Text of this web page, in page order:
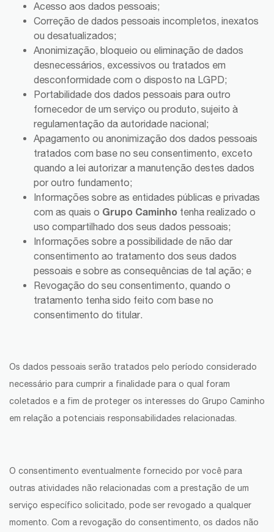
Acesso aos dados pessoais;
Correção de dados pessoais incompletos, inexatos
ou desatualizados;
Anonimização, bloqueio ou eliminação de dados
desnecessários, excessivos ou tratados em
desconformidade com o disposto na LGPD;
Portabilidade dos dados pessoais para outro
fornecedor de um serviço ou produto, sujeito à
regulamentação da autoridade nacional;
Apagamento ou anonimização dos dados pessoais
tratados com base no seu consentimento, exceto
quando a lei autorizar a manutenção destes dados
por outro fundamento;
Informações sobre as entidades públicas e privadas
com as quais o Grupo Caminho tenha realizado o
uso compartilhado dos seus dados pessoais;
Informações sobre a possibilidade de não dar
consentimento ao tratamento dos seus dados
pessoais e sobre as consequências de tal ação; e
Revogação do seu consentimento, quando o
tratamento tenha sido feito com base no
consentimento do titular.
Os dados pessoais serão tratados pelo período considerado
necessário para cumprir a finalidade para o qual foram
coletados e a fim de proteger os interesses do Grupo Caminho
em relação a potenciais responsabilidades relacionadas.
O consentimento eventualmente fornecido por você para
outras atividades não relacionadas com a prestação de um
serviço específico solicitado, pode ser revogado a qualquer
momento. Com a revogação do consentimento, os dados não